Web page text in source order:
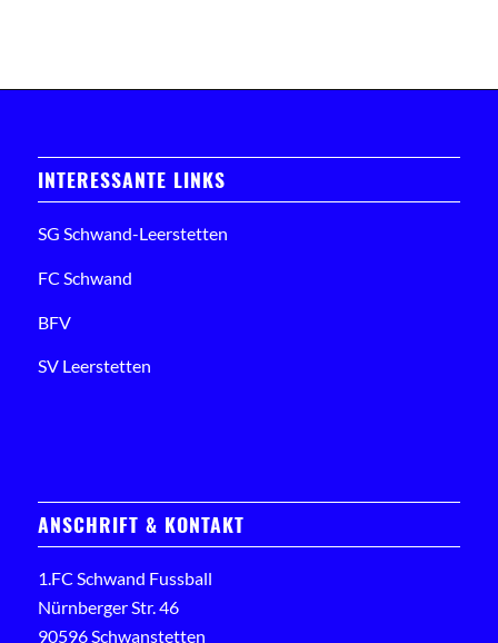
INTERESSANTE LINKS
SG Schwand-Leerstetten
FC Schwand
BFV
SV Leerstetten
ANSCHRIFT & KONTAKT
1.FC Schwand Fussball
Nürnberger Str. 46
90596 Schwanstetten